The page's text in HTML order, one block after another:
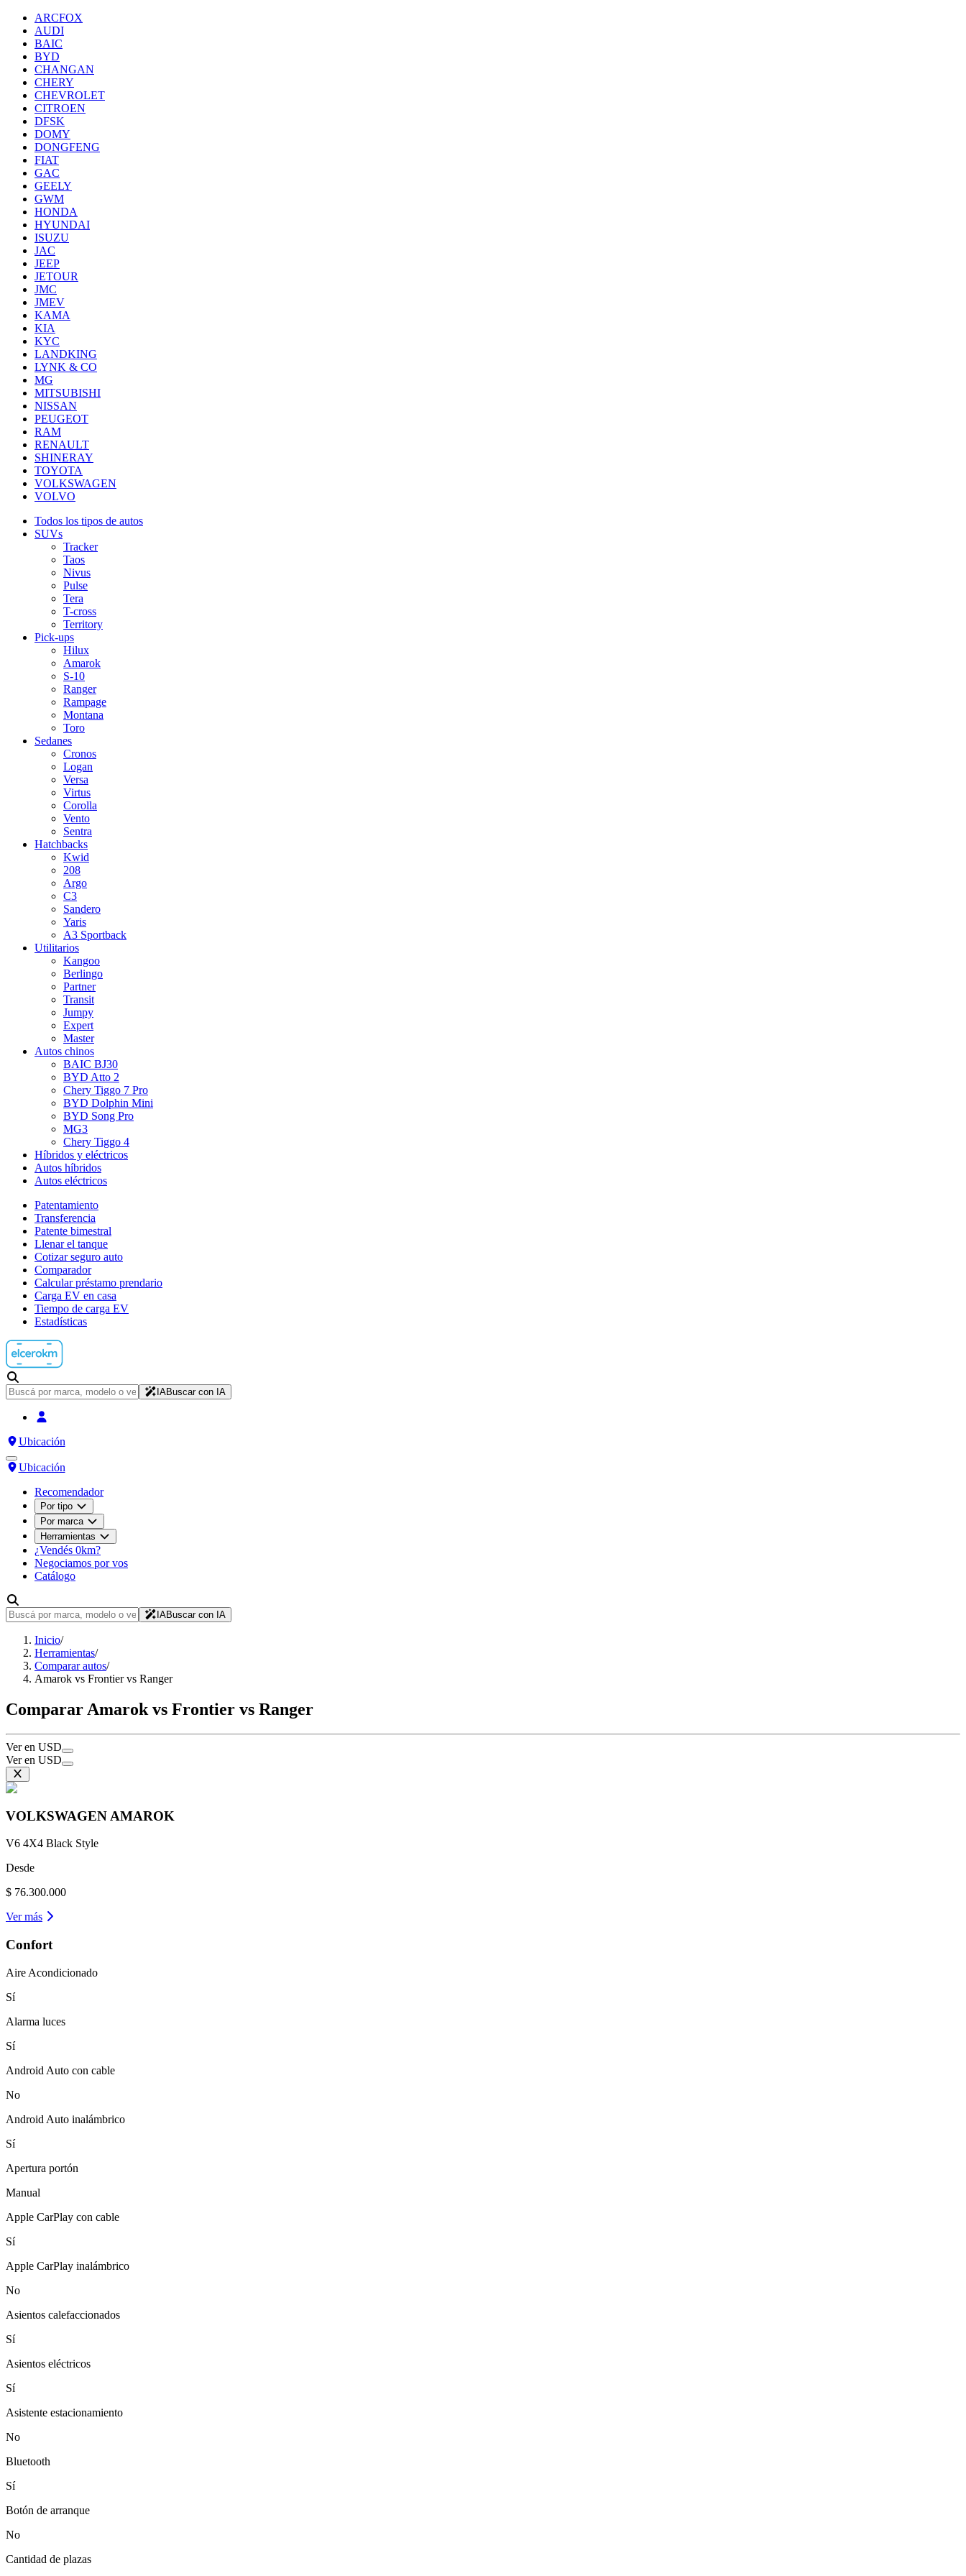
ARCFOX
AUDI
BAIC
BYD
CHANGAN
CHERY
CHEVROLET
CITROEN
DFSK
DOMY
DONGFENG
FIAT
GAC
GEELY
GWM
HONDA
HYUNDAI
ISUZU
JAC
JEEP
JETOUR
JMC
JMEV
KAMA
KIA
KYC
LANDKING
LYNK & CO
MG
MITSUBISHI
NISSAN
PEUGEOT
RAM
RENAULT
SHINERAY
TOYOTA
VOLKSWAGEN
VOLVO
Todos los tipos de autos
SUVs
Tracker
Taos
Nivus
Pulse
Tera
T-cross
Territory
Pick-ups
Hilux
Amarok
S-10
Ranger
Rampage
Montana
Toro
Sedanes
Cronos
Logan
Versa
Virtus
Corolla
Vento
Sentra
Hatchbacks
Kwid
208
Argo
C3
Sandero
Yaris
A3 Sportback
Utilitarios
Kangoo
Berlingo
Partner
Transit
Jumpy
Expert
Master
Autos chinos
BAIC BJ30
BYD Atto 2
Chery Tiggo 7 Pro
BYD Dolphin Mini
BYD Song Pro
MG3
Chery Tiggo 4
Híbridos y eléctricos
Autos híbridos
Autos eléctricos
Patentamiento
Transferencia
Patente bimestral
Llenar el tanque
Cotizar seguro auto
Comparador
Calcular préstamo prendario
Carga EV en casa
Tiempo de carga EV
Estadísticas
IABuscar con IA
Ubicación
Ubicación
Recomendador
Por tipo
Por marca
Herramientas
¿Vendés 0km?
Negociamos por vos
Catálogo
IABuscar con IA
Inicio/
Herramientas/
Comparar autos/
Amarok vs Frontier vs Ranger
Comparar Amarok vs Frontier vs Ranger
Ver en USD
Ver en USD
VOLKSWAGEN AMAROK
V6 4X4 Black Style
Desde
$ 76.300.000
Ver más
Confort
Aire Acondicionado
Sí
Alarma luces
Sí
Android Auto con cable
No
Android Auto inalámbrico
Sí
Apertura portón
Manual
Apple CarPlay con cable
Sí
Apple CarPlay inalámbrico
No
Asientos calefaccionados
Sí
Asientos eléctricos
Sí
Asistente estacionamiento
No
Bluetooth
Sí
Botón de arranque
No
Cantidad de plazas